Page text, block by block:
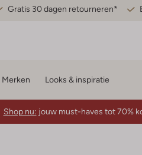
Gratis 30 dagen retourneren*
Merken Looks & inspiratie
Shop nu: jouw must-haves tot 70%